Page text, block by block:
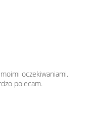
oczekiwaniami.
polecam.